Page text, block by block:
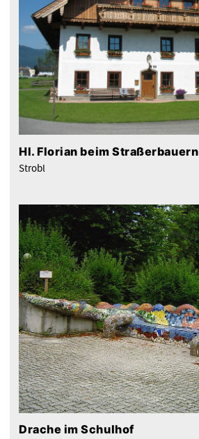
Hl. Florian beim Straßerbauern
Strobl
Drache im Schulhof